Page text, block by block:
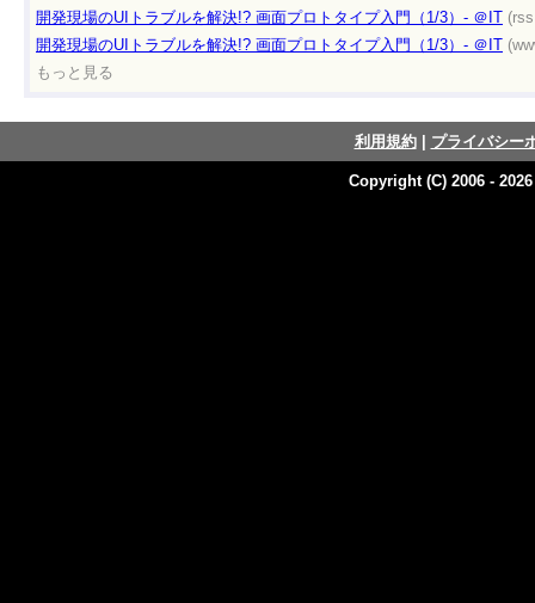
開発現場のUIトラブルを解決!? 画面プロトタイプ入門（1/3）- ＠IT
開発現場のUIトラブルを解決!? 画面プロトタイプ入門（1/3）- ＠IT
もっと見る
利用規約| プライバシー
Copyright (C) 2006 -